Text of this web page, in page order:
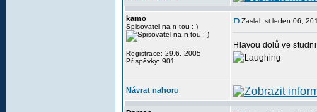
kamo
Spisovatel na n-tou :-)
Registrace: 29.6. 2005
Příspěvky: 901
Zaslal: st leden 06,
Hlavou dolů ve
Návrat nahoru